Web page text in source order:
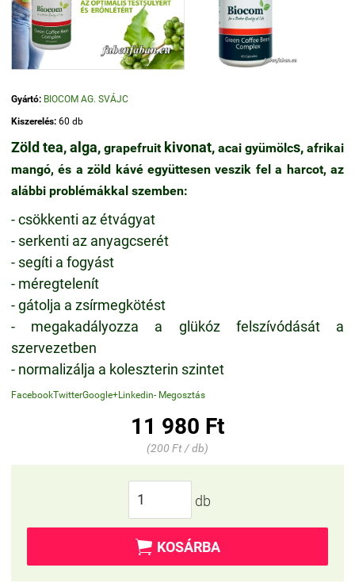
Gyártó: BIOCOM AG. SVÁJC
Kiszerelés: 60 db
Zöld tea, alga, grapefruitkivonat, acai gyümölcs, afrikai
mangó, és a zöld kávé együttesen veszik fel a harcot, az
alábbi problémákkal szemben:
- csökkenti az étvágyat
- serkenti az anyagcserét
- segíti a fogyást
- méregtelenít
- gátolja a zsírmegkötést
- megakadályozza a glükóz felszívódását a
szervezetben
- normalizálja a koleszterin szintet
FacebookTwitterGoogle+Linkedin- Megosztás
11 980 Ft
(200 Ft / db)
db
 KOSÁRBA